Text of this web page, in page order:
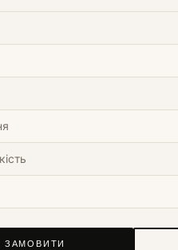
ЗАМОВИТИ